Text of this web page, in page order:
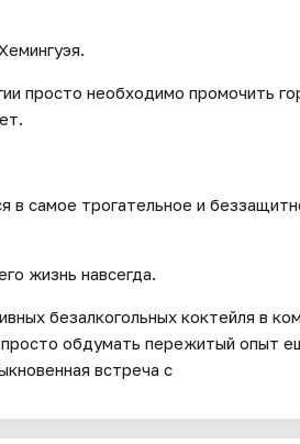
просто необходимо промочить
в самое трогательное и
жизнь навсегда.
безалкогольных коктейля в
обдумать пережитый опыт
встреча с